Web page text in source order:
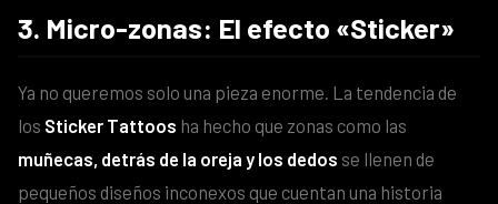
3. Micro-zonas: El efecto «Sticker»
Ya no queremos solo una pieza enorme. La tendencia de
los Sticker Tattoos ha hecho que zonas como las
muñecas, detrás de la oreja y los dedos se llenen de
pequeños diseños inconexos que cuentan una historia